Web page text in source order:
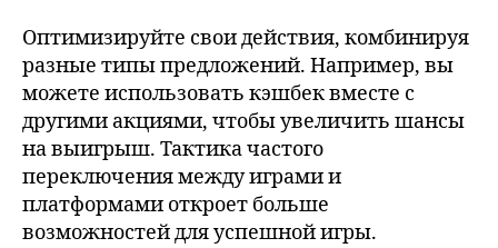
Оптимизируйте свои действия, комбинируя
разные типы предложений. Например, вы
можете использовать кэшбек вместе с
другими акциями, чтобы увеличить шансы
на выигрыш. Тактика частого
переключения между играми и
платформами откроет больше
возможностей для успешной игры.